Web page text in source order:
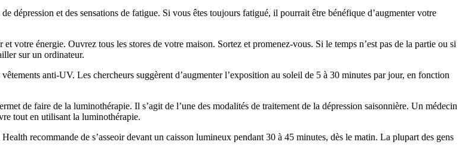
dépression et des sensations de fatigue. Si vous êtes toujours fatigué, il pourrait être bénéfique d’augmenter votre
votre énergie. Ouvrez tous les stores de votre maison. Sortez et promenez-vous. Si le temps n’est pas de la partie ou si
sur un ordinateur.
anti-UV. Les chercheurs suggèrent d’augmenter l’exposition au soleil de 5 à 30 minutes par jour, en fonction
de faire de la luminothérapie. Il s’agit de l’une des modalités de traitement de la dépression saisonnière. Un médecin
tout en utilisant la luminothérapie.
recommande de s’asseoir devant un caisson lumineux pendant 30 à 45 minutes, dès le matin. La plupart des gens